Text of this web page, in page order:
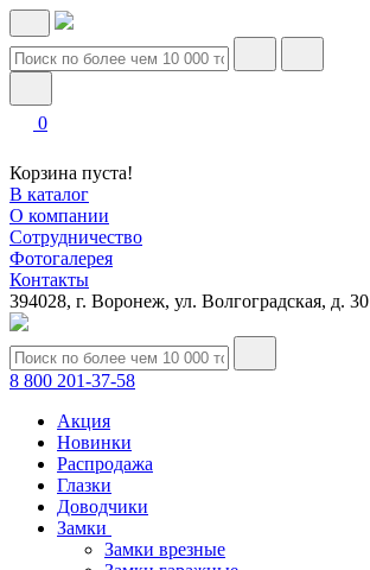
0
Корзина пуста!
В каталог
О компании
Сотрудничество
Фотогалерея
Контакты
394028, г. Воронеж, ул. Волгоградская, д. 30
8 800 201-37-58
Акция
Новинки
Распродажа
Глазки
Доводчики
Замки
Замки врезные